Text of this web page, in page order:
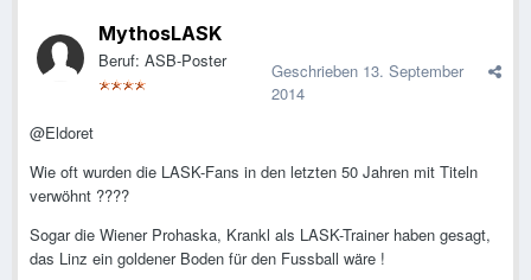
MythosLASK
Beruf: ASB-Poster Geschrieben 13. September
2014
@Eldoret
Wie oft wurden die LASK-Fans in den letzten 50 Jahren mit Titeln
verwöhnt ????
Sogar die Wiener Prohaska, Krankl als LASK-Trainer haben gesagt,
das Linz ein goldener Boden für den Fussball wäre !